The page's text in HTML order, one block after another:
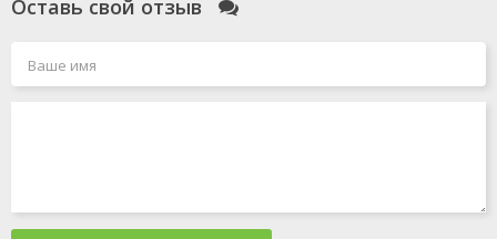
Оставь свой отзыв